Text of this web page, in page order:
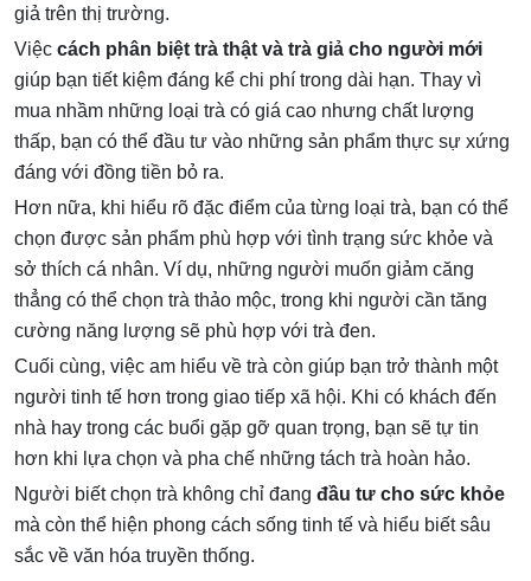
giả trên thị trường.
Việc cách phân biệt trà thật và trà giả cho người mới
giúp bạn tiết kiệm đáng kể chi phí trong dài hạn. Thay vì
mua nhầm những loại trà có giá cao nhưng chất lượng
thấp, bạn có thể đầu tư vào những sản phẩm thực sự xứng
đáng với đồng tiền bỏ ra.
Hơn nữa, khi hiểu rõ đặc điểm của từng loại trà, bạn có thể
chọn được sản phẩm phù hợp với tình trạng sức khỏe và
sở thích cá nhân. Ví dụ, những người muốn giảm căng
thẳng có thể chọn trà thảo mộc, trong khi người cần tăng
cường năng lượng sẽ phù hợp với trà đen.
Cuối cùng, việc am hiểu về trà còn giúp bạn trở thành một
người tinh tế hơn trong giao tiếp xã hội. Khi có khách đến
nhà hay trong các buổi gặp gỡ quan trọng, bạn sẽ tự tin
hơn khi lựa chọn và pha chế những tách trà hoàn hảo.
Người biết chọn trà không chỉ đang đầu tư cho sức khỏe
mà còn thể hiện phong cách sống tinh tế và hiểu biết sâu
sắc về văn hóa truyền thống.